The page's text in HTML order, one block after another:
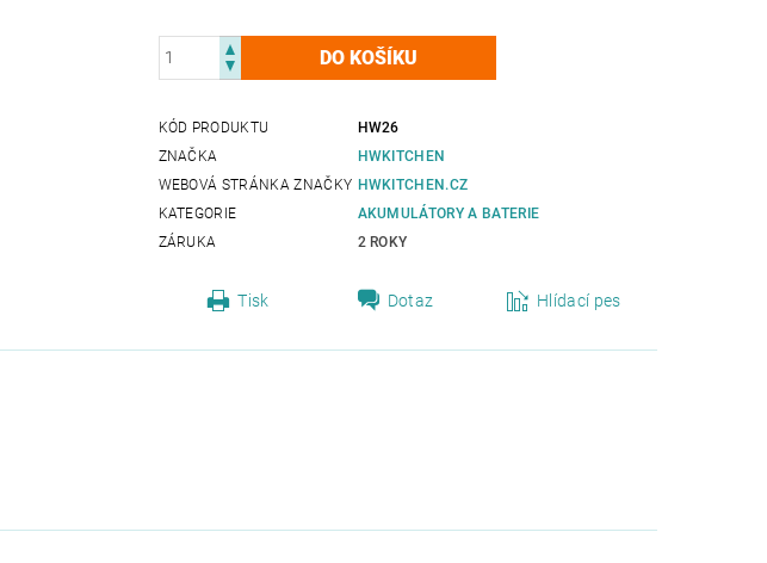
KÓD PRODUKTU
HW26
ZNAČKA
HWKITCHEN
WEBOVÁ STRÁNKA ZNAČKY HWKITCHEN.CZ
KATEGORIE
AKUMULÁTORY A BATERIE
ZÁRUKA
2 ROKY
Tisk Dotaz Hlídací pes